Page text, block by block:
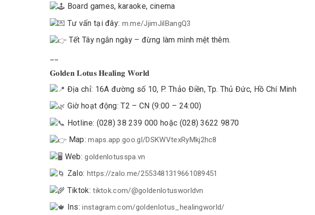
Board games, karaoke, cinema
Tư vấn tại đây: m.me/JjimJilBangQ3
Tết Tây ngắn ngày – đừng làm mình mệt thêm.
𝐆𝐨𝐥𝐝𝐞𝐧 𝐋𝐨𝐭𝐮𝐬 𝐇𝐞𝐚𝐥𝐢𝐧𝐠 𝐖𝐨𝐫𝐥𝐝
Địa chỉ: 16A đường số 10, P. Thảo Điền, Tp. Thủ Đức, Hồ Chí Minh
Giờ hoạt động: T2 – CN (9:00 – 24:00)
Hotline: (028) 38 239 000 hoặc (028) 3622 9870
Map:maps.app.goo.gl/DSKWVtexRyMkj2hc8
Web:goldenlotusspa.vn
Zalo: https://zalo.me/2553481319661089451
Tiktok:tiktok.com/@goldenlotusworldvn
Ins:instagram.com/goldenlotus_healingworld/